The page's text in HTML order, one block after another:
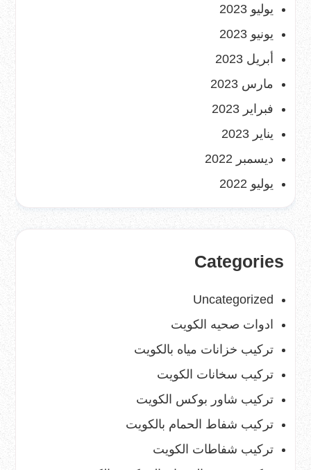
يوليو 2023
يونيو 2023
أبريل 2023
مارس 2023
فبراير 2023
يناير 2023
ديسمبر 2022
يوليو 2022
Categories
Uncategorized
ادوات صحيه الكويت
تركيب خزانات مياه بالكويت
تركيب سخانات الكويت
تركيب شاور بوكس الكويت
تركيب شفاط الحمام بالكويت
تركيب شفاطات الكويت